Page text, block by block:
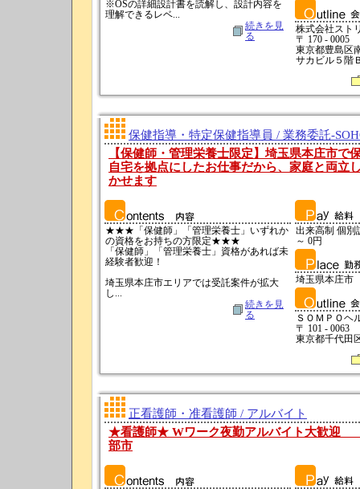
※OSの詳細設計書を読解し、設計内容を
理解できるレベ...
続きを見
る
株式会社スト
〒 170 - 0005
東京都豊島区
サカビル５階
保健指導・特定保健指導員 / 業務委託-
【保健師・管理栄養士限定】埼玉県本庄市で
自宅を拠点にしたお仕事だから、家庭と両立
かせます
★★★「保健師」「管理栄養士」いずれか
の資格をお持ちの方限定★★★
「保健師」「管理栄養士」資格があれば未
経験者歓迎！
埼玉県本庄市エリアでは受託案件が拡大
し...
続きを見
る
出来高制 個別
～ 0円
埼玉県本庄市
ＳＯＭＰＯヘ
〒 101 - 0063
東京都千代田
正看護師・准看護師 / アルバイト
★看護師★ Wワーク夜勤アルバイト大歓
部市